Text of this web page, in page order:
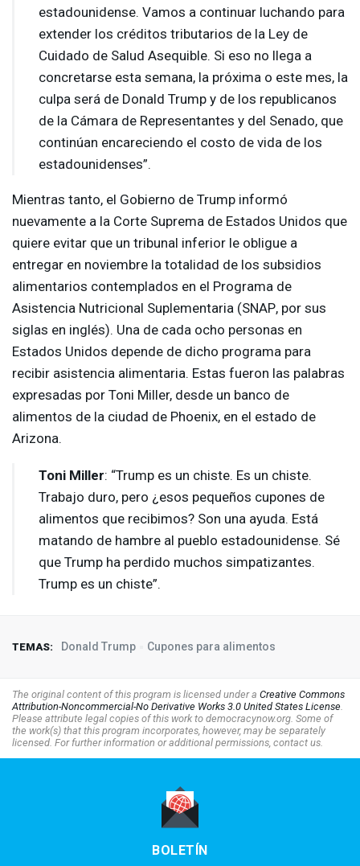
estadounidense. Vamos a continuar luchando para
extender los créditos tributarios de la Ley de
Cuidado de Salud Asequible. Si eso no llega a
concretarse esta semana, la próxima o este mes, la
culpa será de Donald Trump y de los republicanos
de la Cámara de Representantes y del Senado, que
continúan encareciendo el costo de vida de los
estadounidenses”.
Mientras tanto, el Gobierno de Trump informó
nuevamente a la Corte Suprema de Estados Unidos que
quiere evitar que un tribunal inferior le obligue a
entregar en noviembre la totalidad de los subsidios
alimentarios contemplados en el Programa de
Asistencia Nutricional Suplementaria (SNAP, por sus
siglas en inglés). Una de cada ocho personas en
Estados Unidos depende de dicho programa para
recibir asistencia alimentaria. Estas fueron las palabras
expresadas por Toni Miller, desde un banco de
alimentos de la ciudad de Phoenix, en el estado de
Arizona.
Toni Miller: “Trump es un chiste. Es un chiste.
Trabajo duro, pero ¿esos pequeños cupones de
alimentos que recibimos? Son una ayuda. Está
matando de hambre al pueblo estadounidense. Sé
que Trump ha perdido muchos simpatizantes.
Trump es un chiste”.
TEMAS: Donald Trump Cupones para alimentos
The original content of this program is licensed under a Creative Commons
Attribution-Noncommercial-No Derivative Works 3.0 United States License.
Please attribute legal copies of this work to democracynow.org. Some of
the work(s) that this program incorporates, however, may be separately
licensed. For further information or additional permissions, contact us.
BOLETÍN